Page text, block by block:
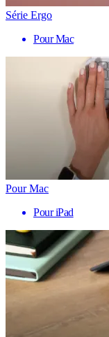
Série Ergo
Pour Mac
Pour Mac
Pour iPad